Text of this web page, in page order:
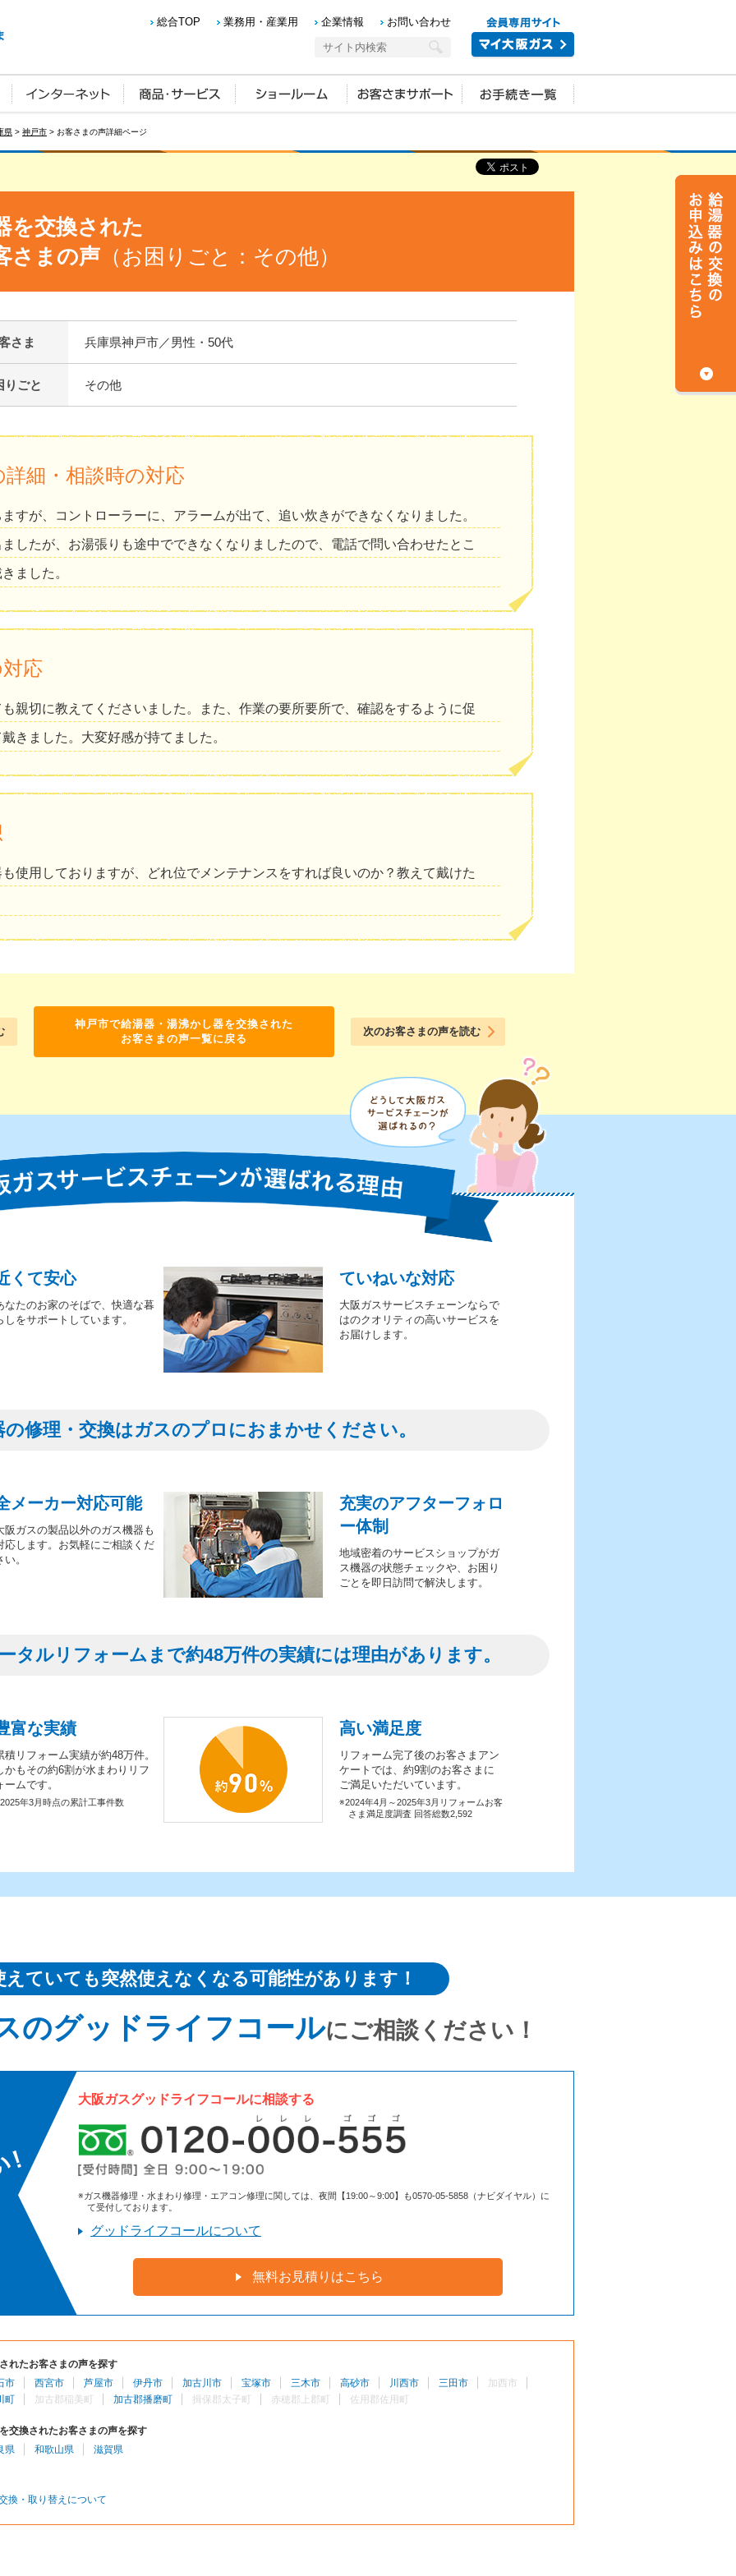
総合TOP 業務用・産業用 企業情報 お問い合わせ
県 > 神戸市 > お客さまの声詳細ページ
を交換された
さまの声 （お困りごと：その他）
さま 兵庫県神戸市／男性・50代
りごと その他
細・相談時の対応
すが、コントローラーに、アラームが出て、追い炊きができなくなりました。
したが、お湯張りも途中でできなくなりましたので、電話で問い合わせたとこ
ました。
応
親切に教えてくださいました。また、作業の要所要所で、確認をするように促
きました。大変好感が持てました。
使用しておりますが、どれ位でメンテナンスをすれば良いのか？教えて戴けた
神戸市で給湯器・湯沸かし器を交換された
お客さまの声一覧に戻る
次のお客さまの声を読む
くて安心
なたのお家のそばで、快適な暮
しをサポートしています。
ていねいな対応
大阪ガスサービスチェーンならで
はのクオリティの高いサービスを
お届けします。
の修理・交換はガスのプロにおまかせください。
メーカー対応可能
阪ガスの製品以外のガス機器も
応します。お気軽にご相談くだ
い。
充実のアフターフォロ
ー体制
地域密着のサービスショップがガ
ス機器の状態チェックや、お困り
ごとを即日訪問で解決します。
タルリフォームまで約48万件の実績には理由があります。
富な実績
積リフォーム実績が約48万件。
かもその約6割が水まわりリフ
ームです。
年3月時点の累計工事件数
高い満足度
リフォーム完了後のお客さまアン
ケートでは、約9割のお客さまに
ご満足いただいています。
※2024年4月～2025年3月リフォームお客
さま満足度調査 回答総数2,592
えていても突然使えなくなる可能性があります！
のグッドライフコールにご相談ください！
大阪ガスグッドライフコールに相談する
※ガス機器修理・水まわり修理・エアコン修理に関しては、夜間【19:00～9:00】も0570-05-5858（ナビダイヤル）に
て受付しております。
グッドライフコールについて
無料お見積りはこちら
れたお客さまの声を探す
市
西宮市 芦屋市 伊丹市 加古川市 宝塚市 三木市 高砂市 川西市 三田市
加西市
町
加古郡稲美町 加古郡播磨町 揖保郡太子町 赤穂郡上郡町 佐用郡佐用町
交換されたお客さまの声を探す
県
和歌山県 滋賀県
換・取り替えについて